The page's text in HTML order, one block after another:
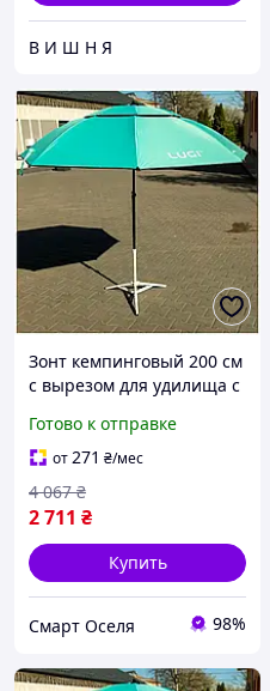
В И Ш Н Я
Зонт кемпинговый 200 см
с вырезом для удилища с
синий SQ-6530
Готово к отправке
от271 ₴/мес
2 711 ₴
4 067 ₴
Купить
Смарт Оселя 98%